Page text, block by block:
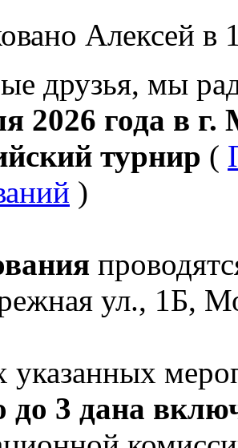
Алексей в
друзья, мы
2026 года в
турнир (
)
ул., 1Б,
указанных
до 3 дана